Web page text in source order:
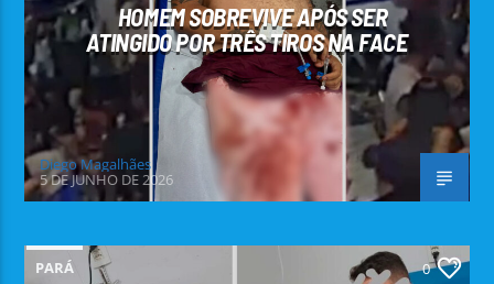
HOMEM SOBREVIVE APÓS SER
ATINGIDO POR TRÊS TIROS NA FACE
Diego Magalhães
5 DE JUNHO DE 2026
PARÁ 0